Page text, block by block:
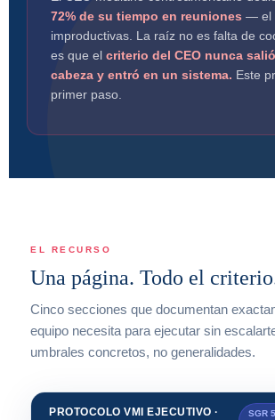
72% de su tiempo en reuniones — el
improductivas. La raíz no es falta de
es que el criterio del CEO nunca
cabeza y entró en un sistema. Este
primer paso.
EL RECURSO
Una página. Todo el
Cinco secciones que documentan
equipo necesita para ejecutar sin
umbrales concretos, no generalidades.
PROTOCOLO VMI EJECUTIVO ·
SGR